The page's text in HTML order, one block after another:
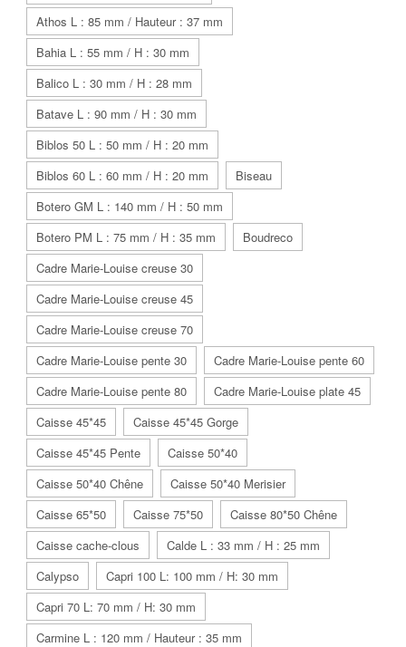
Athos L : 85 mm / Hauteur : 37 mm
Bahia L : 55 mm / H : 30 mm
Balico L : 30 mm / H : 28 mm
Batave L : 90 mm / H : 30 mm
Biblos 50 L : 50 mm / H : 20 mm
Biblos 60 L : 60 mm / H : 20 mm
Biseau
Botero GM L : 140 mm / H : 50 mm
Botero PM L : 75 mm / H : 35 mm
Boudreco
Cadre Marie-Louise creuse 30
Cadre Marie-Louise creuse 45
Cadre Marie-Louise creuse 70
Cadre Marie-Louise pente 30
Cadre Marie-Louise pente 60
Cadre Marie-Louise pente 80
Cadre Marie-Louise plate 45
Caisse 45*45
Caisse 45*45 Gorge
Caisse 45*45 Pente
Caisse 50*40
Caisse 50*40 Chêne
Caisse 50*40 Merisier
Caisse 65*50
Caisse 75*50
Caisse 80*50 Chêne
Caisse cache-clous
Calde L : 33 mm / H : 25 mm
Calypso
Capri 100 L: 100 mm / H: 30 mm
Capri 70 L: 70 mm / H: 30 mm
Carmine L : 120 mm / Hauteur : 35 mm